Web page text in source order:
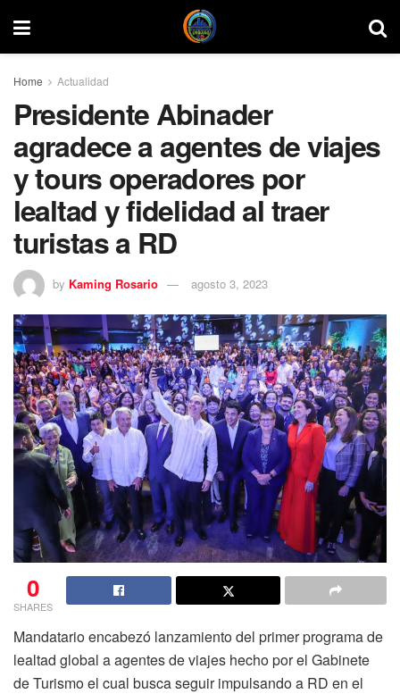
Home Actualidad
Presidente Abinader
agradece a agentes de viajes
y tours operadores por
lealtad y fidelidad al traer
turistas a RD
by Kaming Rosario agosto 3, 2023
0
SHARES
Mandatario encabezó lanzamiento del primer programa de
lealtad global a agentes de viajes hecho por el Gabinete
de Turismo el cual busca seguir impulsando a RD en el